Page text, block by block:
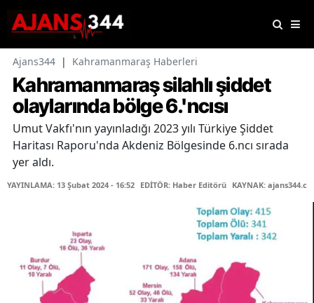
Ajans344 | Kahramanmaraş Haberleri
Kahramanmaraş silahlı şiddet
olaylarında bölge 6.'ncısı
Umut Vakfı'nın yayınladığı 2023 yılı Türkiye Şiddet
Haritası Raporu'nda Akdeniz Bölgesinde 6.ncı sırada
yer aldı.
YAYINLAMA: 13 Şubat 2024 - 16:52 EDİTÖR: Haber Editörü KAYNAK: